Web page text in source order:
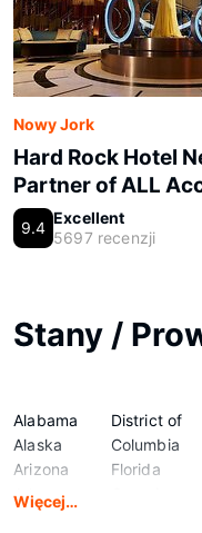
Nowy Jork
Hard Rock Hotel
Partner of ALL
9.4
Excellent
5697 recenzji
Stany /
Alabama
Alaska
Arizona
Arkansas
District of
Columbia
Florida
Więcej…